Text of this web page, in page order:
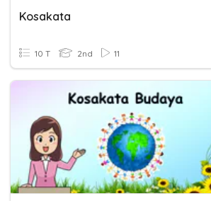
Kosakata
10 T 2nd 11